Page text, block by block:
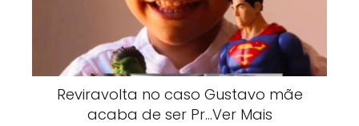
Reviravolta no caso Gustavo mãe
acaba de ser Pr…Ver Mais